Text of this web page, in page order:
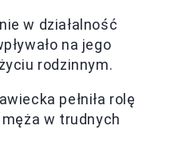
w działalność
na jego
rodzinnym.
pełniła rolę
w trudnych